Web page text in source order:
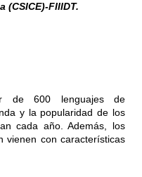
FIIIDT.
de 600 lenguajes de
y la popularidad de los
cada año. Además, los
vienen con características